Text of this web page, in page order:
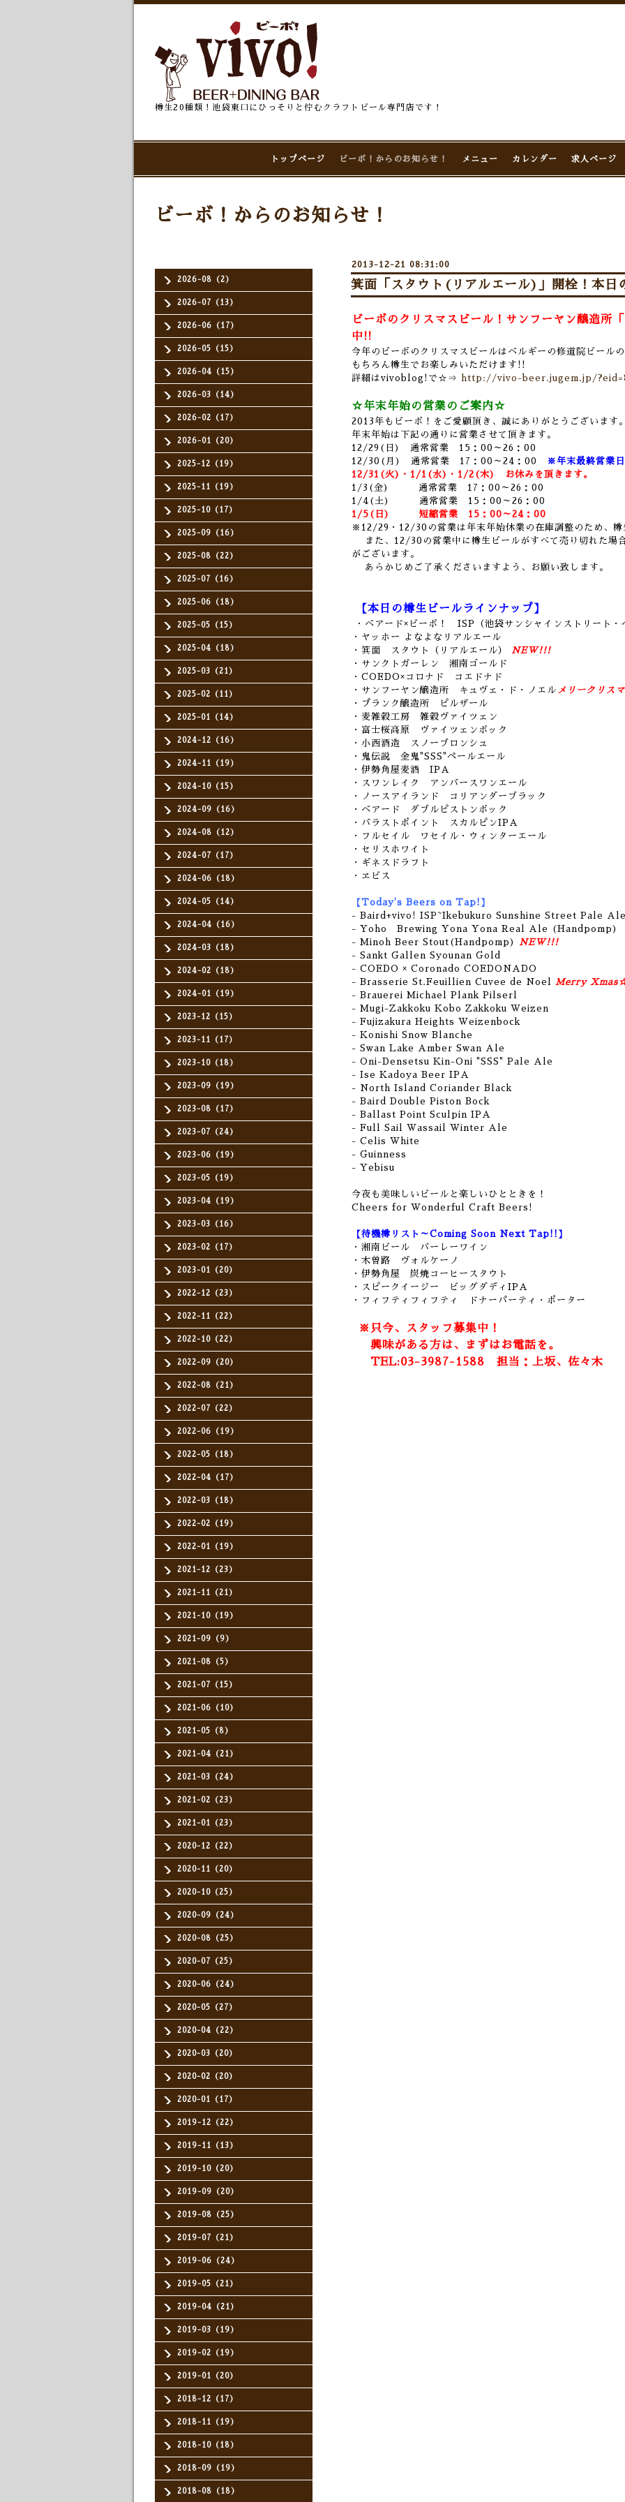
樽生20種類！池袋東口にひっそりと佇むクラフトビール専門店です！
トップページ ビーボ！からのお知らせ！ メニュー カレンダー 求人ページ
2026-08（2）
2026-07（13）
2026-06（17）
2026-05（15）
2026-04（15）
2026-03（14）
2026-02（17）
2026-01（20）
2025-12（19）
2025-11（19）
2025-10（17）
2025-09（16）
2025-08（22）
2025-07（16）
2025-06（18）
2025-05（15）
2025-04（18）
2025-03（21）
2025-02（11）
2025-01（14）
2024-12（16）
2024-11（19）
2024-10（15）
2024-09（16）
2024-08（12）
2024-07（17）
2024-06（18）
2024-05（14）
2024-04（16）
2024-03（18）
2024-02（18）
2024-01（19）
2023-12（15）
2023-11（17）
2023-10（18）
2023-09（19）
2023-08（17）
2023-07（24）
2023-06（19）
2023-05（19）
2023-04（19）
2023-03（16）
2023-02（17）
2023-01（20）
2022-12（23）
2022-11（22）
2022-10（22）
2022-09（20）
2022-08（21）
2022-07（22）
2022-06（19）
2022-05（18）
2022-04（17）
2022-03（18）
2022-02（19）
2022-01（19）
2021-12（23）
2021-11（21）
2021-10（19）
2021-09（9）
2021-08（5）
2021-07（15）
2021-06（10）
2021-05（8）
2021-04（21）
2021-03（24）
2021-02（23）
2021-01（23）
2020-12（22）
2020-11（20）
2020-10（25）
2020-09（24）
2020-08（25）
2020-07（25）
2020-06（24）
2020-05（27）
2020-04（22）
2020-03（20）
2020-02（20）
2020-01（17）
2019-12（22）
2019-11（13）
2019-10（20）
2019-09（20）
2019-08（25）
2019-07（21）
2019-06（24）
2019-05（21）
2019-04（21）
2019-03（19）
2019-02（19）
2019-01（20）
2018-12（17）
2018-11（19）
2018-10（18）
2018-09（19）
2018-08（18）
ビーボ！からのお知らせ！
2013-12-21 08:31:00
箕面「スタウト(リアルエール)」開栓！本日
ビーボのクリスマスビール！サンフーヤン醸造所
中!!
今年のビーボのクリスマスビールはベルギーの修道院ビール
もちろん樽生でお楽しみいただけます!!
詳細はvivoblog!で☆⇒
http://vivo-beer.jugem.jp/
☆年末年始の営業のご案内☆
2013年もビーボ！をご愛顧頂き、誠にありがとうございます
年末年始は下記の通りに営業させて頂きます。
12/29(日) 通常営業 15：00～26：00
12/30(月) 通常営業 17：00～24：00
※年末最終営業日
12/31(火)・1/1(水)・1/2(木) お休みを頂きます。
1/3(金) 通常営業 17：00～26：00
1/4(土) 通常営業 15：00～26：00
1/5(日) 短縮営業 15：00～24：00
※12/29・12/30の営業は年末年始休業の在庫調整のため、樽
また、12/30の営業中に樽生ビールがすべて売り切れた場
がございます。
あらかじめご了承くださいますよう、お願い致します。
【本日の樽生ビールラインナップ】
・ベアード×ビーボ！ ISP（池袋サンシャインストリート・
・ヤッホー よなよなリアルエール
・箕面 スタウト（リアルエール）
NEW!!!
・サンクトガーレン 湘南ゴールド
・COEDO×コロナド コエドナド
・サンフーヤン醸造所 キュヴェ・ド・ノエル メリークリス
・プランク醸造所 ピルザール
・麦雑穀工房 雑穀ヴァイツェン
・富士桜高原 ヴァイツェンボック
・小西酒造 スノーブロンシュ
・鬼伝説 金鬼"SSS"ペールエール
・伊勢角屋麦酒 IPA
・スワンレイク アンバースワンエール
・ノースアイランド コリアンダーブラック
・ベアード ダブルピストンボック
・バラストポイント スカルピンIPA
・フルセイル ワセイル・ウィンターエール
・セリスホワイト
・ギネスドラフト
・ヱビス
【Today's Beers on Tap!】
- Baird+vivo! ISP~Ikebukuro Sunshine Street Pale
- Yoho Brewing Yona Yona Real Ale (Handpomp)
- Minoh Beer Stout(Handpomp)
NEW!!!
- Sankt Gallen Syounan Gold
- COEDO × Coronado COEDONADO
- Brasserie St.Feuillien Cuvee de Noel
Merry
- Brauerei Michael Plank Pilserl
- Mugi-Zakkoku Kobo Zakkoku Weizen
- Fujizakura Heights Weizenbock
- Konishi Snow Blanche
- Swan Lake Amber Swan Ale
- Oni-Densetsu Kin-Oni "SSS" Pale Ale
- Ise Kadoya Beer IPA
- North Island Coriander Black
- Baird Double Piston Bock
- Ballast Point Sculpin IPA
- Full Sail Wassail Winter Ale
- Celis White
- Guinness
- Yebisu
今夜も美味しいビールと楽しいひとときを！
Cheers for Wonderful Craft Beers!
【待機樽リスト～Coming Soon Next Tap!!】
・ 湘南ビール バーレーワイン
・木曽路 ヴォルケーノ
・伊勢角屋 炭焼コーヒースタウト
・スピークイージー ビッグダディIPA
・フィフティフィフティ ドナーパーティ・ポーター
※只今、スタッフ募集中！
興味がある方は、まずはお電話を。
TEL:03-3987-1588 担当：上坂、佐々木